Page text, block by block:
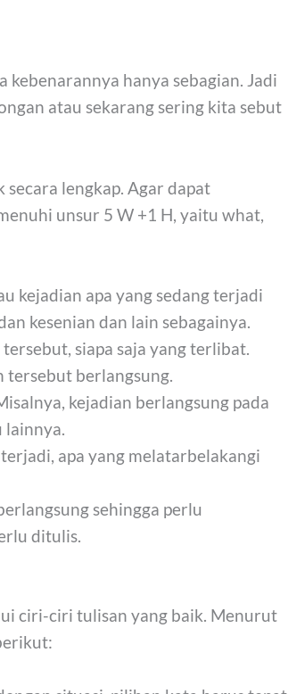
hanya sebagian. Jadi
atau sekarang sering kita sebut
lengkap. Agar dapat
unsur 5 W +1 H, yaitu what,
kejadian apa yang sedang terjadi
kesenian dan lain sebagainya.
siapa saja yang terlibat.
tersebut berlangsung.
kejadian berlangsung pada
lainnya.
apa yang melatarbelakangi
sehingga perlu
ditulis.
ciri-ciri tulisan yang baik. Menurut